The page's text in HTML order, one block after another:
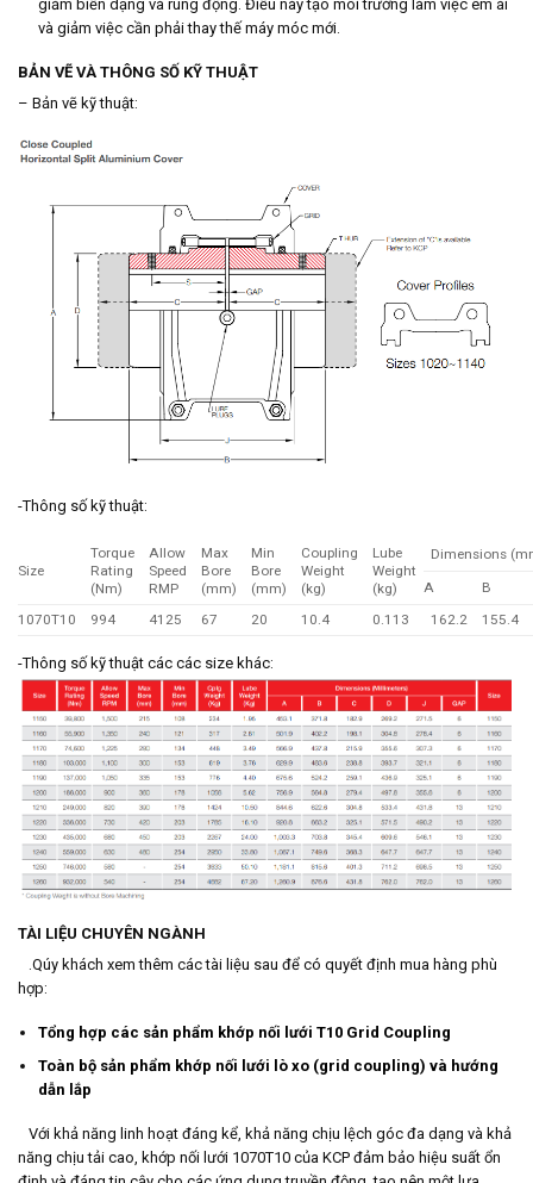
giảm biến dạng và rung động. Điều này tạo môi trường làm việc êm ái
và giảm việc cần phải thay thế máy móc mới.
BẢN VẼ VÀ THÔNG SỐ KỸ THUẬT
– Bản vẽ kỹ thuật:
-Thông số kỹ thuật:
Size
Torque
Rating
(Nm)
Allow
Speed
RMP
Max
Bore
(mm)
Min
Bore
(mm)
Coupling
Weight
(kg)
Lube
Weight
(kg)
Dimensions
A
B
1070T10
994 4125 67 20 10.4 0.113 162.2 155.4
-Thông số kỹ thuật các các size khác:
TÀI LIỆU CHUYÊN NGÀNH
.Qúy khách xem thêm các tài liệu sau để có quyết định mua hàng phù
hợp:
Tổng hợp các sản phẩm khớp nối lưới T10 Grid Coupling
Toàn bộ sản phẩm khớp nối lưới lò xo (grid coupling) và hướng
dẫn lắp
Với khả năng linh hoạt đáng kể, khả năng chịu lệch góc đa dạng và khả
năng chịu tải cao, khớp nối lưới 1070T10 của KCP đảm bảo hiệu suất ổn